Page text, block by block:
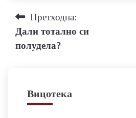
Навигација
на
Претходна:
Дали тотално си
полудела?
Вицотека